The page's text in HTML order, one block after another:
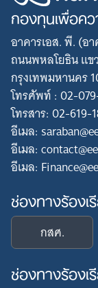
Search
กองทุนเพื่อค
อาคารเอส. พี. (อ
ถนนพหลโยธิน แข
กรุงเทพมหานคร
โทรศัพท์ : 02-
โทรสาร: 02-619-
อีเมล:
อีเมล:
อีเมล:
ช่องทางร้อง
กสศ.
ช่องทางร้อง